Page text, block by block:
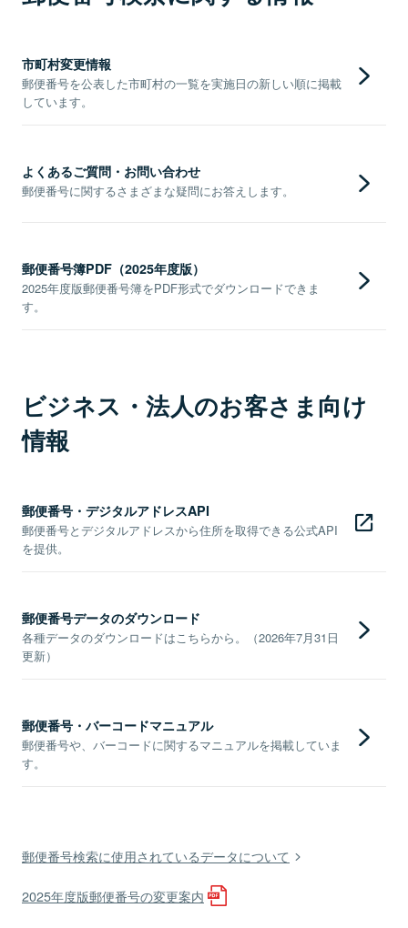
市町村変更情報
郵便番号を公表した市町村の一覧を実施日の新しい順に掲載
しています。
よくあるご質問・お問い合わせ
郵便番号に関するさまざまな疑問にお答えします。
郵便番号簿PDF（2025年度版）
2025年度版郵便番号簿をPDF形式でダウンロードできま
す。
ビジネス・法人のお客さま向け
情報
郵便番号・デジタルアドレスAPI
郵便番号とデジタルアドレスから住所を取得できる公式API
を提供。
郵便番号データのダウンロード
各種データのダウンロードはこちらから。（2026年7月31日
更新）
郵便番号・バーコードマニュアル
郵便番号や、バーコードに関するマニュアルを掲載していま
す。
郵便番号検索に使用されているデータについて
2025年度版郵便番号の変更案内